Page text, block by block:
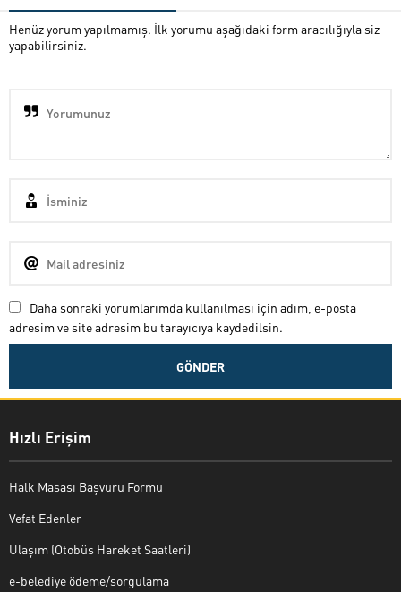
Henüz yorum yapılmamış. İlk yorumu aşağıdaki form aracılığıyla siz
yapabilirsiniz.
Daha sonraki yorumlarımda kullanılması için adım, e-posta
adresim ve site adresim bu tarayıcıya kaydedilsin.
Hızlı Erişim
Halk Masası Başvuru Formu
Vefat Edenler
Ulaşım (Otobüs Hareket Saatleri)
e-belediye ödeme/sorgulama